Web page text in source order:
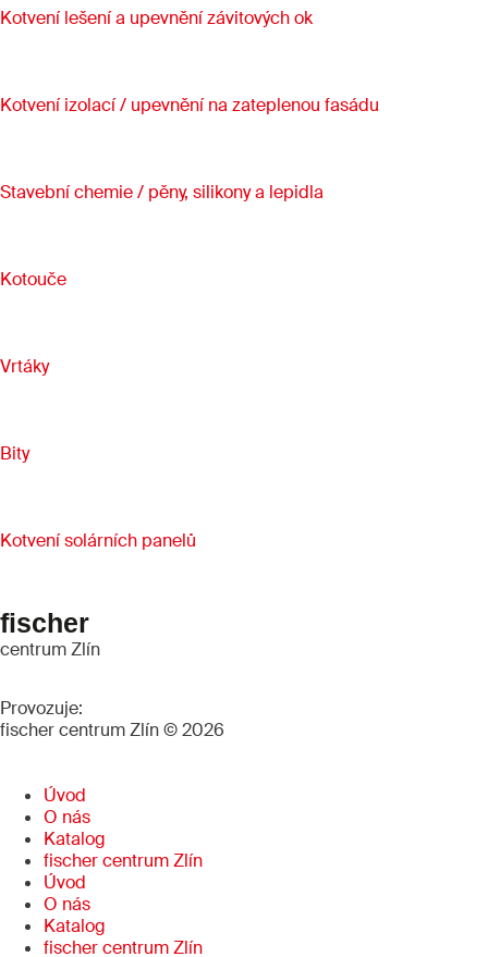
Kotvení lešení a upevnění závitových ok
Kotvení izolací / upevnění na zateplenou fasádu
Stavební chemie / pěny, silikony a lepidla
Kotouče
Vrtáky
Bity
Kotvení solárních panelů
fischer
centrum Zlín
Provozuje:
fischer centrum Zlín © 2026
Úvod
O nás
Katalog
fischer centrum Zlín
Úvod
O nás
Katalog
fischer centrum Zlín